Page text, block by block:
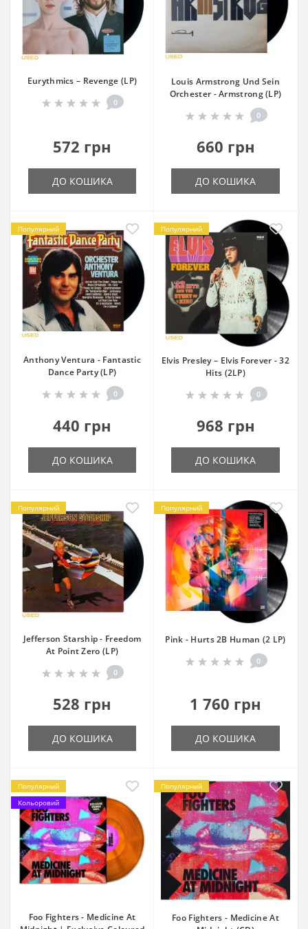
Eurythmics – Revenge (LP)
0
572 грн
ДО КОШИКА
Louis Armstrong Und Sein
Orchester - Armstrong (LP)
0
660 грн
ДО КОШИКА
Популярний
Anthony Ventura - Fantastic
Dance Party (LP)
0
440 грн
ДО КОШИКА
Популярний
Elvis Presley – Elvis Forever - 32
Hits (2LP)
0
968 грн
ДО КОШИКА
Популярний
Jefferson Starship - Freedom
At Point Zero (LP)
0
528 грн
ДО КОШИКА
Популярний
Pink - Hurts 2B Human (2 LP)
0
1 760 грн
ДО КОШИКА
Популярний
Кольоровий
Foo Fighters - Medicine At
Популярний
Foo Fighters - Medicine At